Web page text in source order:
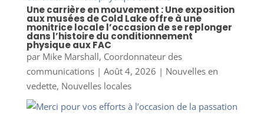
Une carrière en mouvement : Une exposition
aux musées de Cold Lake offre à une
monitrice locale l’occasion de se replonger
dans l’histoire du conditionnement
physique aux FAC
par Mike Marshall, Coordonnateur des
communications| Août 4, 2026 | Nouvelles en
vedette, Nouvelles locales